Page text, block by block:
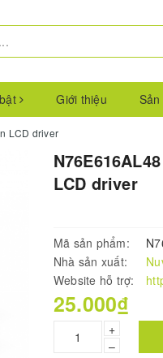
Giới thiệu
LCD driver
LCD driver
Mã sản phẩm:
Nhà sản xuất:
Website hỗ trợ:
25.000₫
+
–